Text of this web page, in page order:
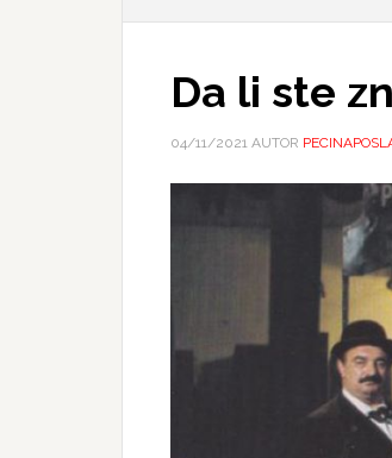
Da li ste
04/11/2021 AUTOR